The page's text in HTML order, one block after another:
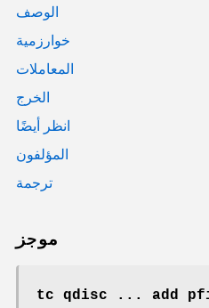
الوصف
خوارزمية
المعاملات
الخرج
انظر أيضًا
المؤلفون
ترجمة
موجز
tc qdisc ... add